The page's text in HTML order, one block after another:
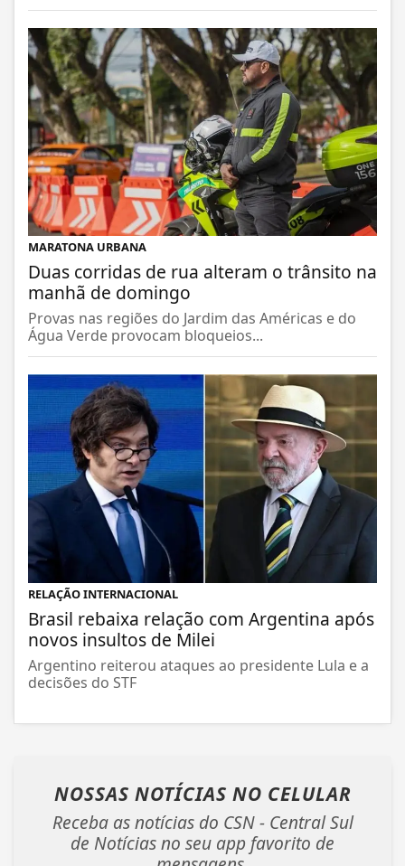
MARATONA URBANA
Duas corridas de rua alteram o trânsito na
manhã de domingo
Provas nas regiões do Jardim das Américas e do
Água Verde provocam bloqueios...
RELAÇÃO INTERNACIONAL
Brasil rebaixa relação com Argentina após
novos insultos de Milei
Argentino reiterou ataques ao presidente Lula e a
decisões do STF
NOSSAS NOTÍCIAS NO CELULAR
Receba as notícias do CSN - Central Sul
de Notícias no seu app favorito de